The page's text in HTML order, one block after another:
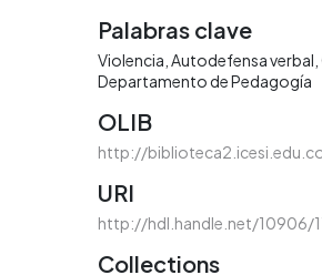
Palabras clave
Violencia Autodefensa verbal
Departamento de Pedagogía
OLIB
http://
URI
http://hdl.handle.net/10906/
Collections